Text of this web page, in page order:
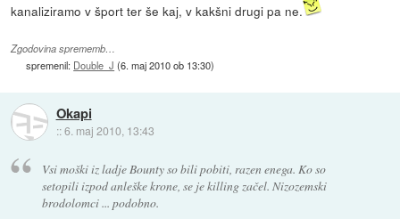
kanaliziramo v šport ter še kaj, v kakšni drugi pa ne.
Zgodovina sprememb…
spremenil: Double_J (6. maj 2010 ob 13:30)
Okapi
::6. maj 2010, 13:43
Vsi moški iz ladje Bounty so bili pobiti, razen enega. Ko so
setopili izpod anleške krone, se je killing začel. Nizozemski
brodolomci ... podobno.